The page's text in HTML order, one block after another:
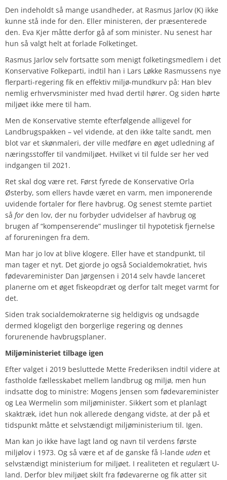
Den indeholdt så mange usandheder, at Rasmus Jarlov (K) ikke
kunne stå inde for den. Eller ministeren, der præsenterede
den. Eva Kjer måtte derfor gå af som minister. Nu senest har
hun så valgt helt at forlade Folketinget.
Rasmus Jarlov selv fortsatte som menigt folketingsmedlem i det
Konservative Folkeparti, indtil han i Lars Løkke Rasmussens nye
flerparti-regering fik en effektiv miljø-mundkurv på: Han blev
nemlig erhvervsminister med hvad dertil hører. Og siden hørte
miljøet ikke mere til ham.
Men de Konservative stemte efterfølgende alligevel for
Landbrugspakken – vel vidende, at den ikke talte sandt, men
blot var et skønmaleri, der ville medføre en øget udledning af
næringsstoffer til vandmiljøet. Hvilket vi til fulde ser her ved
indgangen til 2021.
Ret skal dog være ret. Først fyrede de Konservative Orla
Østerby, som ellers havde været en varm, men imponerende
uvidende fortaler for flere havbrug. Og senest stemte partiet
så for den lov, der nu forbyder udvidelser af havbrug og
brugen af “kompenserende” muslinger til hypotetisk fjernelse
af forureningen fra dem.
Man har jo lov at blive klogere. Eller have et standpunkt, til
man tager et nyt. Det gjorde jo også Socialdemokratiet, hvis
fødevareminister Dan Jørgensen i 2014 selv havde lanceret
planerne om et øget fiskeopdræt og derfor talt meget varmt for
det.
Siden trak socialdemokraterne sig heldigvis og undsagde
dermed klogeligt den borgerlige regering og dennes
forurenende havbrugsplaner.
Miljøministeriet tilbage igen
Efter valget i 2019 besluttede Mette Frederiksen indtil videre at
fastholde fællesskabet mellem landbrug og miljø, men hun
indsatte dog to ministre: Mogens Jensen som fødevareminister
og Lea Wermelin som miljøminister. Sikkert som et planlagt
skaktræk, idet hun nok allerede dengang vidste, at der på et
tidspunkt måtte et selvstændigt miljøministerium til. Igen.
Man kan jo ikke have lagt land og navn til verdens første
miljølov i 1973. Og så være et af de ganske få I-lande uden et
selvstændigt ministerium for miljøet. I realiteten et regulært U-
land. Derfor blev miljøet skilt fra fødevarerne og fik atter sit